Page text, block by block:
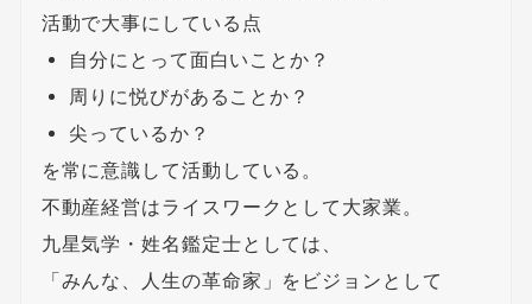
活動で大事にしている点
自分にとって面白いことか？
周りに悦びがあることか？
尖っているか？
を常に意識して活動している。
不動産経営はライスワークとして大家業。
九星気学・姓名鑑定士としては、
「みんな、人生の革命家」をビジョンとして